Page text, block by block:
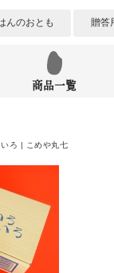
んのおとも 贈答
商品一覧
ろ | こめや丸七